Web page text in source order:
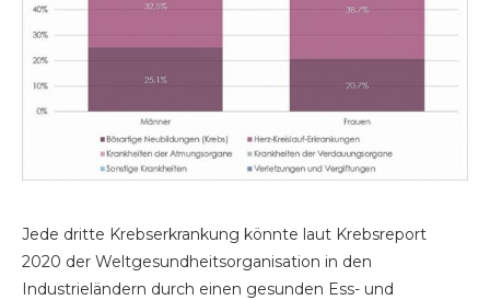
Jede dritte Krebserkrankung könnte laut Krebsreport
2020 der Weltgesundheitsorganisation in den
Industrieländern durch einen gesunden Ess- und